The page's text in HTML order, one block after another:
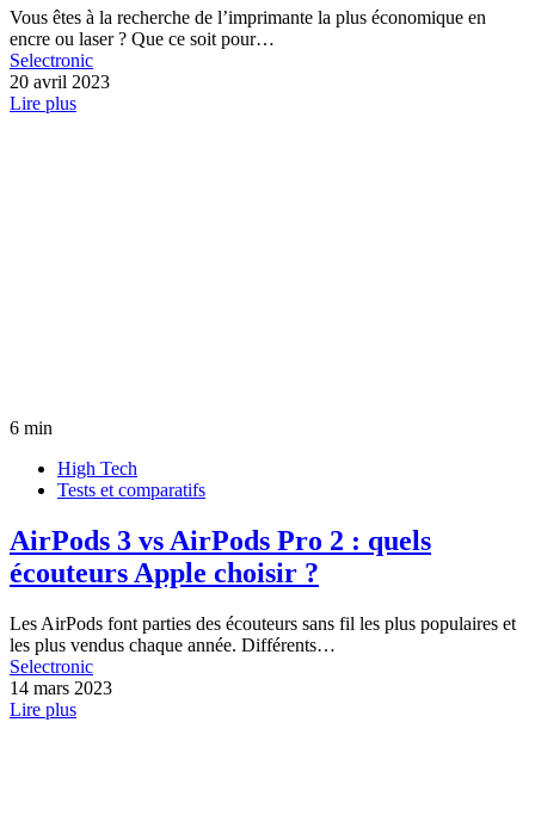
Vous êtes à la recherche de l’imprimante la plus économique en
encre ou laser ? Que ce soit pour…
Selectronic
20 avril 2023
Lire plus
6 min
High Tech
Tests et comparatifs
AirPods 3 vs AirPods Pro 2 : quels
écouteurs Apple choisir ?
Les AirPods font parties des écouteurs sans fil les plus populaires et
les plus vendus chaque année. Différents…
Selectronic
14 mars 2023
Lire plus